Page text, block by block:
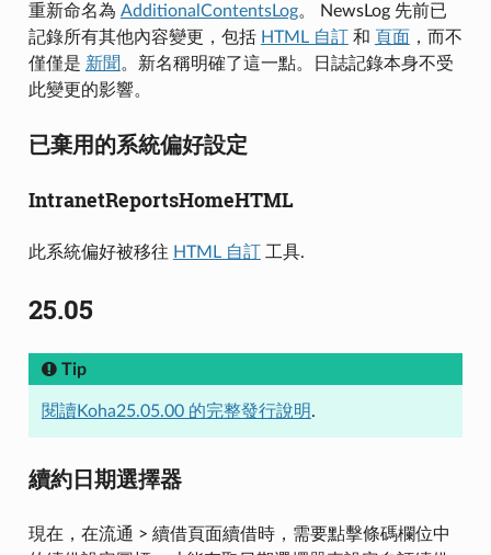
重新命名為 AdditionalContentsLog。 NewsLog 先前已
記錄所有其他內容變更，包括 HTML 自訂 和 頁面 ，而不
僅僅是 新聞 。新名稱明確了這一點。日誌記錄本身不受
此變更的影響。
已棄用的系統偏好設定
IntranetReportsHomeHTML
此系統偏好被移往 HTML 自訂 工具.
25.05
Tip
閱讀Koha25.05.00 的完整發行說明.
續約日期選擇器
現在，在流通 > 續借頁面續借時，需要點擊條碼欄位中